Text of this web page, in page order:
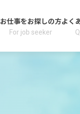
お仕事をお探しの方
For job seeker
よく